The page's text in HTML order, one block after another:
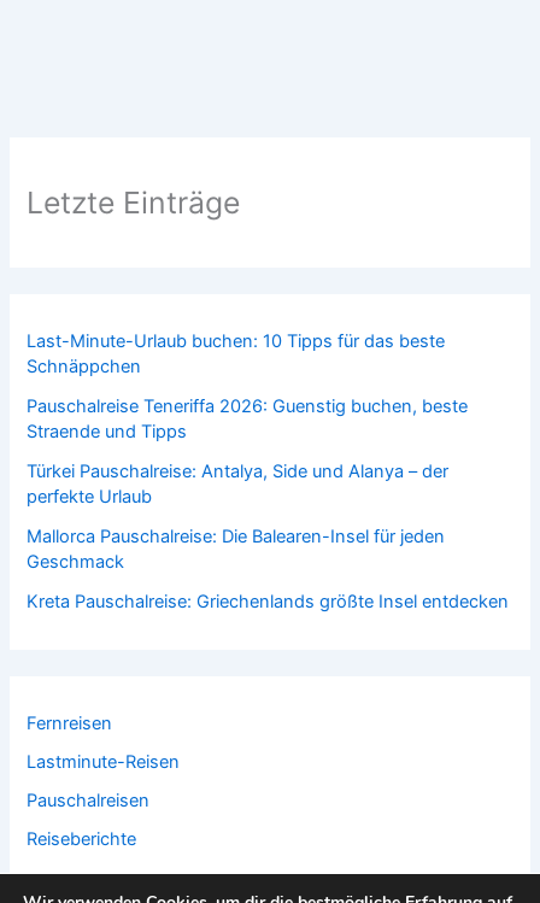
Letzte Einträge
Last-Minute-Urlaub buchen: 10 Tipps für das beste
Schnäppchen
Pauschalreise Teneriffa 2026: Guenstig buchen, beste
Straende und Tipps
Türkei Pauschalreise: Antalya, Side und Alanya – der
perfekte Urlaub
Mallorca Pauschalreise: Die Balearen-Insel für jeden
Geschmack
Kreta Pauschalreise: Griechenlands größte Insel entdecken
Fernreisen
Lastminute-Reisen
Pauschalreisen
Reiseberichte